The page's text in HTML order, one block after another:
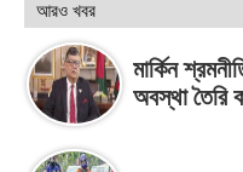
আরও খবর
মার্কিন
অবস্থা তৈরি